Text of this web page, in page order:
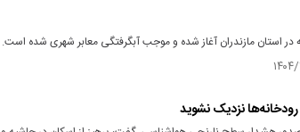
در استان مازندران آغاز شده و موجب آبگرفتگی معابر شهری شده است.
نزدیک نشوید